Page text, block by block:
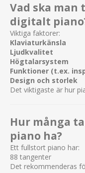
Vad ska man
digitalt
Viktiga faktorer:
Klaviaturkänsla
Ljudkvalitet
Högtalarsystem
Funktioner (t.ex.
Design och storlek
Det viktigaste är hur
Hur många
piano ha?
Ett fullstort piano har:
88 tangenter
Det rekommenderas